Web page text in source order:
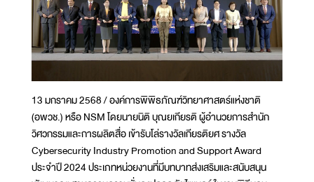
13 มกราคม 2568 / องค์การพิพิธภัณฑ์วิทยาศาสตร์แห่งชาติ
(อพวช.) หรือ NSM โดยนายนิติ บุณยเกียรติ ผู้อำนวยการสำนัก
วิศวกรรมและการผลิตสื่อ เข้ารับโล่รางวัลเกียรติยศ รางวัล
Cybersecurity Industry Promotion and Support Award
ประจำปี 2024 ประเภทหน่วยงานที่มีบทบาทส่งเสริมและสนับสนุน